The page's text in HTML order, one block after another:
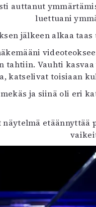
auttanut
luettuani
jälkeen alkaa
Vauhti
katselivat toisiaan
ja siinä oli eri